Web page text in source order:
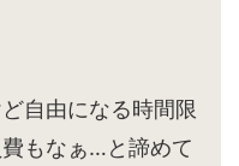
自由になる時間限
もなぁ…と諦めて